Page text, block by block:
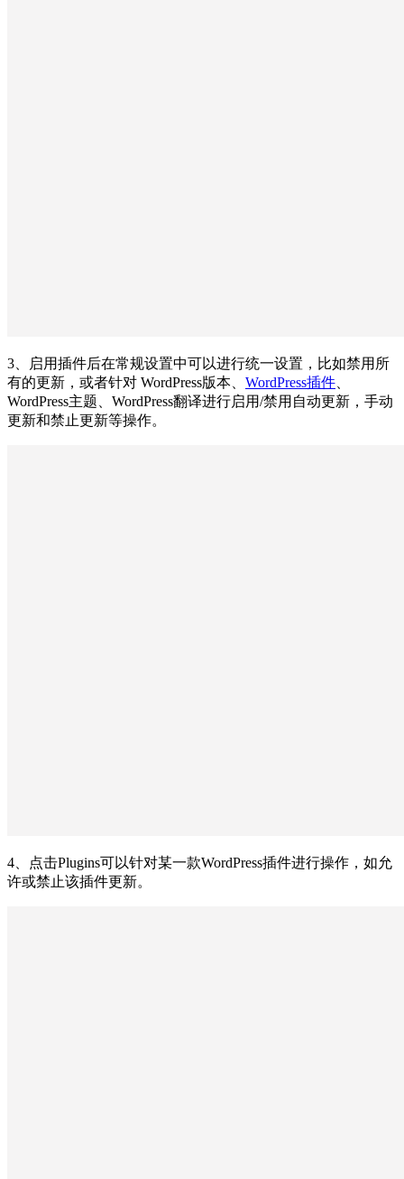
3、启用插件后在常规设置中可以进行统一设置，比如禁用所
有的更新，或者针对 WordPress版本、 WordPress插件
WordPress主题、WordPress翻译进行启用/禁用自动更新，手动
更新和禁止更新等操作。
4、点击Plugins可以针对某一款WordPress插件进行操作，如允
许或禁止该插件更新。